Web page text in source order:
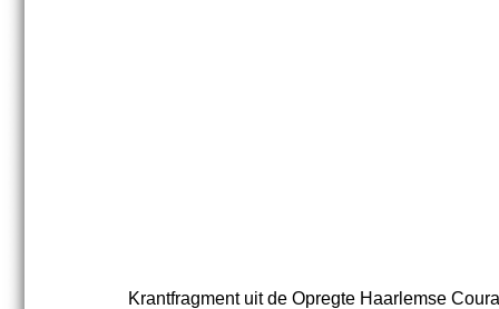
Krantfragment uit de Opregte Haarlemse